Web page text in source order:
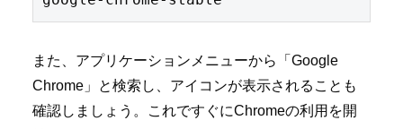
また、アプリケーションメニューから「Google
Chrome」と検索し、アイコンが表示されることも
確認しましょう。これですぐにChromeの利用を開